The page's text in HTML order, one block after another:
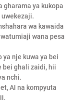
gharama ya kukopa
wa kawaida
wana pesa
ya nje kuwa ya bei
bei ghali zaidi, hii
nchi.
AI na kompyuta